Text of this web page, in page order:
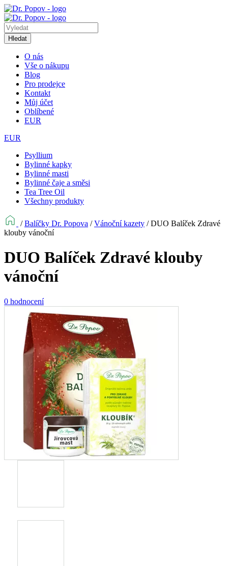
Hledat
O nás
Vše o nákupu
Blog
Pro prodejce
Kontakt
Můj účet
Oblíbené
EUR
EUR
Psyllium
Bylinné kapky
Bylinné masti
Bylinné čaje a směsi
Tea Tree Oil
Všechny produkty
/Balíčky Dr. Popova /Vánoční kazety /DUO Balíček Zdravé
klouby vánoční
DUO Balíček Zdravé klouby
vánoční
0 hodnocení